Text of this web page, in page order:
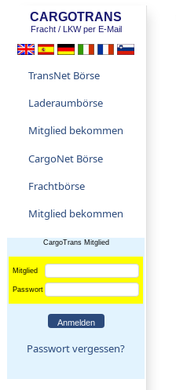
CARGOTRANS
Fracht / LKW per E-Mail
TransNet Börse
Laderaumbörse
Mitglied bekommen
CargoNet Börse
Frachtbörse
Mitglied bekommen
CargoTrans Mitglied
Mitglied
Passwort
Passwort vergessen?